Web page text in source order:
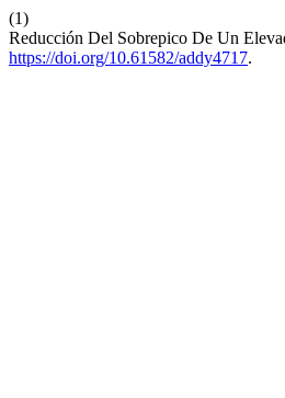
(1)
Reducción Del Sobrepico De Un
https://doi.org/10.61582/addy4717.